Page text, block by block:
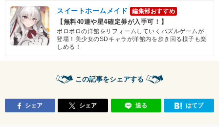
スイートホームメイド 編集部おすすめ
【無料40連や星4確定券が入手可！】
ボロボロの洋館をリフォームしていくパズルゲームが
登場！美少女のSDキャラが洋館内を歩き回る様子も楽
しめる！
この記事をシェアする
シェア シェア 送る はてブ